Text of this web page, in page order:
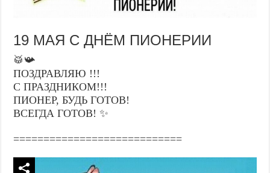
19 МАЯ С ДНЁМ ПИОНЕРИИ
🥁📯
ПОЗДРАВЛЯЮ !!!
С ПРАЗДНИКОМ!!!
ПИОНЕР, БУДЬ ГОТОВ!
ВСЕГДА ГОТОВ! ✨
============================